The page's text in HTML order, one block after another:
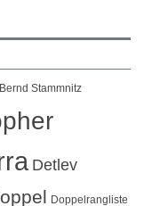
Bernd Stammnitz
Detlev
Doppelrangliste